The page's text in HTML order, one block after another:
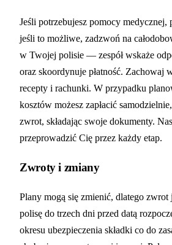
Jeśli potrzebujesz pomocy medycznej,
jeśli to możliwe, zadzwoń na
w Twojej polisie — zespół wskaże
oraz skoordynuje płatność. Zachowaj
recepty i rachunki. W przypadku
kosztów możesz zapłacić
zwrot, składając swoje dokumenty.
przeprowadzić Cię przez każdy etap.
Zwroty i zmiany
Plany mogą się zmienić, dlatego zwrot
polisę do trzech dni przed datą
okresu ubezpieczenia składki co do